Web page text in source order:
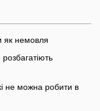
як немовля
не можна робити в